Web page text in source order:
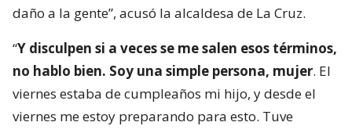
daño a la gente”, acusó la alcaldesa de La Cruz.
“Y disculpen si a veces se me salen esos términos,
no hablo bien. Soy una simple persona, mujer. El
viernes estaba de cumpleaños mi hijo, y desde el
viernes me estoy preparando para esto. Tuve